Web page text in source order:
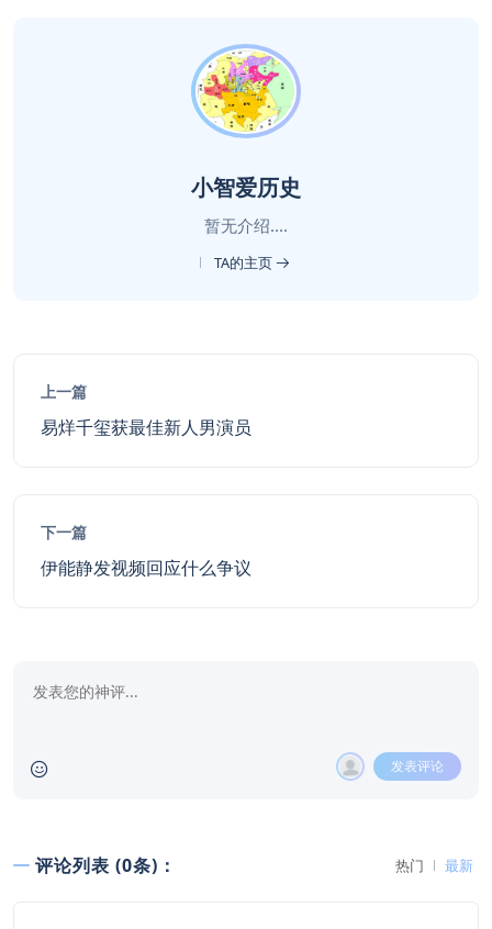
小智爱历史
暂无介绍....
TA的主页
上一篇
易烊千玺获最佳新人男演员
下一篇
伊能静发视频回应什么争议
发表评论
评论列表 (0条)： 热门 最新